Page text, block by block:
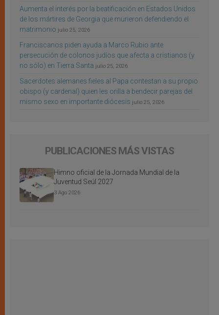
Aumenta el interés por la beatificación en Estados Unidos
de los mártires de Georgia que murieron defendiendo el
matrimonio julio 25, 2026
Franciscanos piden ayuda a Marco Rubio ante
persecución de colonos judíos que afecta a cristianos (y
no sólo) en Tierra Santa julio 25, 2026
Sacerdotes alemanes fieles al Papa contestan a su propio
obispo (y cardenal) quien les orilla a bendecir parejas del
mismo sexo en importante diócesis julio 25, 2026
PUBLICACIONES MÁS VISTAS
Himno oficial de la Jornada Mundial de la
Juventud Seúl 2027
3 Ago 2026